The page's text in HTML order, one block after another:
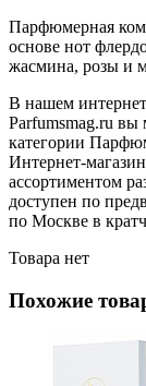
Парфюмерная
основе нот
жасмина, розы и
В нашем
Parfumsmag.ru вы
категории
Интернет-
ассортиментом
доступен по
по Москве в
Товара нет
Похожие